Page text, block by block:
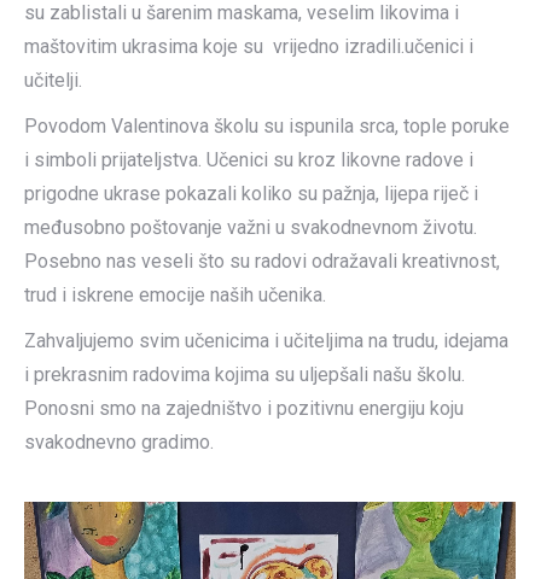
su zablistali u šarenim maskama, veselim likovima i
maštovitim ukrasima koje su vrijedno izradili.učenici i
učitelji.
Povodom Valentinova školu su ispunila srca, tople poruke
i simboli prijateljstva. Učenici su kroz likovne radove i
prigodne ukrase pokazali koliko su pažnja, lijepa riječ i
međusobno poštovanje važni u svakodnevnom životu.
Posebno nas veseli što su radovi odražavali kreativnost,
trud i iskrene emocije naših učenika.
Zahvaljujemo svim učenicima i učiteljima na trudu, idejama
i prekrasnim radovima kojima su uljepšali našu školu.
Ponosni smo na zajedništvo i pozitivnu energiju koju
svakodnevno gradimo.